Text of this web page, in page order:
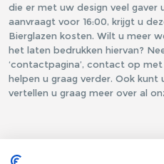
die er met uw design veel gaver
aanvraagt voor 16:00, krijgt u
Bierglazen kosten. Wilt u meer
het laten bedrukken hiervan?
‘contactpagina’, contact op
helpen u graag verder. Ook kunt
vertellen u graag meer over al